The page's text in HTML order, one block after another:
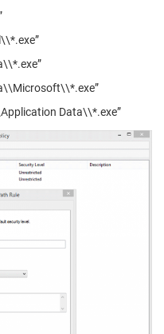
Data\\*.exe”